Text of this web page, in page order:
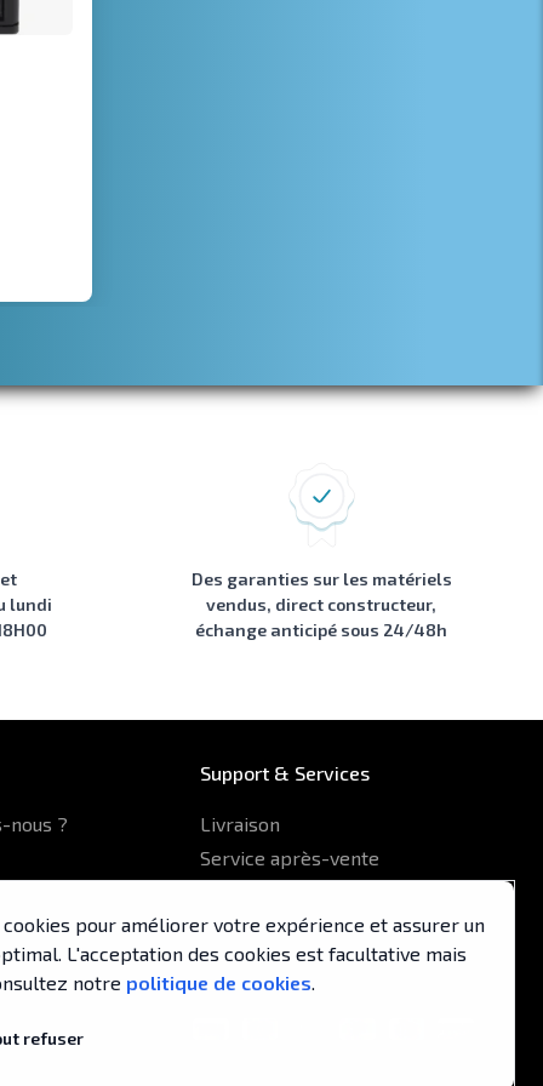
lundi
Des garanties sur les matériels
vendus, direct constructeur,
échange anticipé sous 24/48h
nous ?
Support & Services
Livraison
Service après-vente
pour améliorer votre expérience et assurer un
L'acceptation des cookies est facultative mais
notre politique de cookies.
refuser